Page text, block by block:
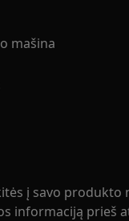
mašina
į savo produkto
informaciją prieš